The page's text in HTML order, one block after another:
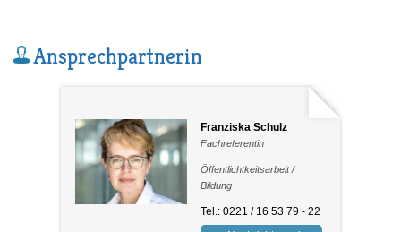
Ansprechpartnerin
Franziska Schulz
Fachreferentin
Öffentlichtkeitsarbeit /
Bildung
Tel.: 0221 / 16 53 79 - 22